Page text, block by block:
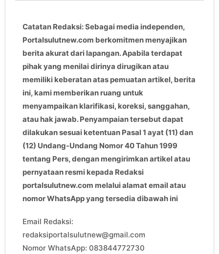
Catatan Redaksi: Sebagai media independen,
Portalsulutnew.com berkomitmen menyajikan
berita akurat dari lapangan. Apabila terdapat
pihak yang menilai dirinya dirugikan atau
memiliki keberatan atas pemuatan artikel, berita
ini, kami memberikan ruang untuk
menyampaikan klarifikasi, koreksi, sanggahan,
atau hak jawab. Penyampaian tersebut dapat
dilakukan sesuai ketentuan Pasal 1 ayat (11) dan
(12) Undang-Undang Nomor 40 Tahun 1999
tentang Pers, dengan mengirimkan artikel atau
pernyataan resmi kepada Redaksi
portalsulutnew.com melalui alamat email atau
nomor WhatsApp yang tersedia dibawah ini
Email Redaksi:
redaksiportalsulutnew@gmail.com
Nomor WhatsApp: 083844772730